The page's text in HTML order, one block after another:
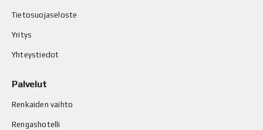
Tietosuojaseloste
Yritys
Yhteystiedot
Palvelut
Renkaiden vaihto
Rengashotelli